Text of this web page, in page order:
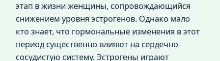
этап в жизни женщины, сопровождающийся
снижением уровня эстрогенов. Однако мало
кто знает, что гормональные изменения в этот
период существенно влияют на сердечно-
сосудистую систему. Эстрогены играют